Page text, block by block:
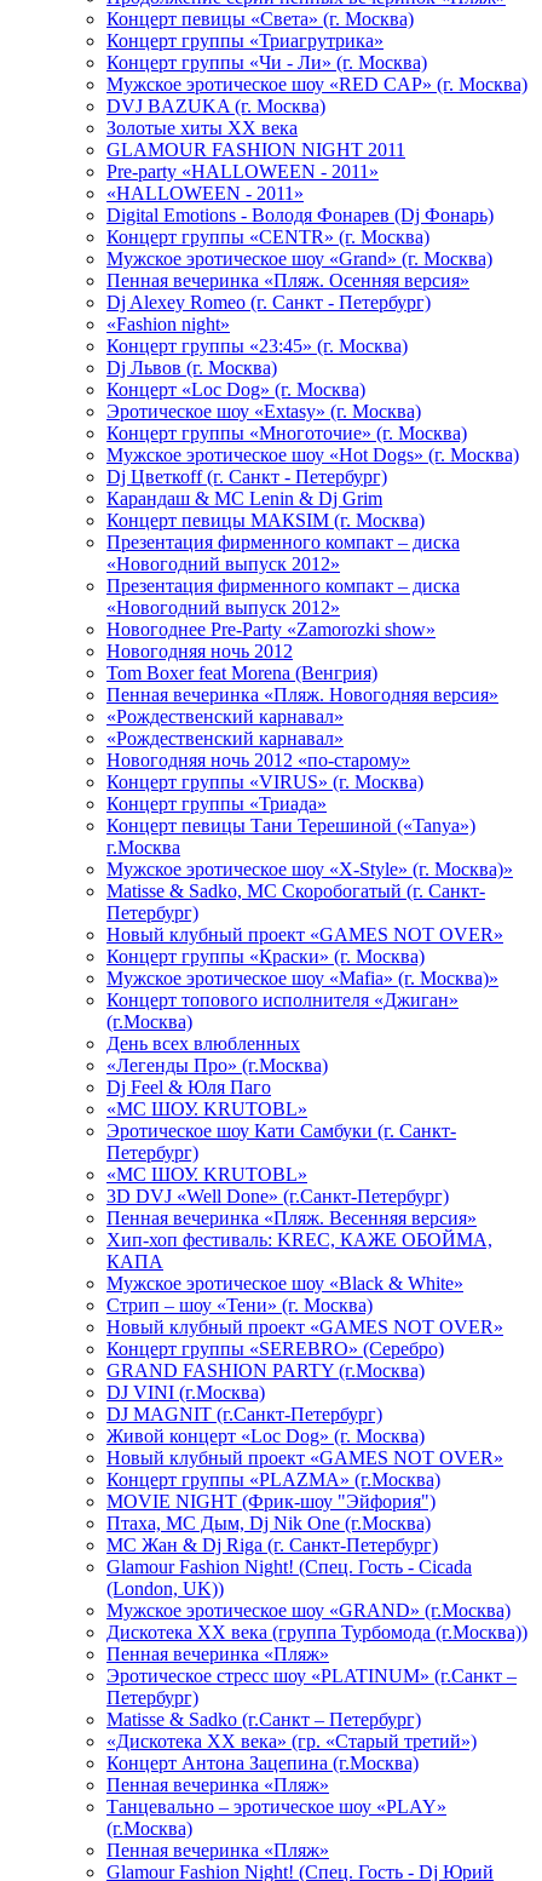
Концерт певицы «Света» (г. Москва)
Концерт группы «Триагрутрика»
Концерт группы «Чи - Ли» (г. Москва)
Мужское эротическое шоу «RED CAP» (г. Москва)
DVJ BAZUKA (г. Москва)
Золотые хиты XX века
GLAMOUR FASHION NIGHT 2011
Pre-party «HALLOWEEN - 2011»
«HALLOWEEN - 2011»
Digital Emotions - Володя Фонарев (Dj Фонарь)
Концерт группы «CENTR» (г. Москва)
Мужское эротическое шоу «Grand» (г. Москва)
Пенная вечеринка «Пляж. Осенняя версия»
Dj Alexey Romeo (г. Санкт - Петербург)
«Fashion night»
Концерт группы «23:45» (г. Москва)
Dj Львов (г. Москва)
Концерт «Loc Dog» (г. Москва)
Эротическое шоу «Extasy» (г. Москва)
Концерт группы «Многоточие» (г. Москва)
Мужское эротическое шоу «Hot Dogs» (г. Москва)
Dj Цветкоff (г. Санкт - Петербург)
Карандаш & МС Lenin & Dj Grim
Концерт певицы МАКSIМ (г. Москва)
Презентация фирменного компакт – диска
«Новогодний выпуск 2012»
Презентация фирменного компакт – диска
«Новогодний выпуск 2012»
Новогоднее Pre-Party «Zamorozki show»
Новогодняя ночь 2012
Tom Boxer feat Morena (Венгрия)
Пенная вечеринка «Пляж. Новогодняя версия»
«Рождественский карнавал»
«Рождественский карнавал»
Новогодняя ночь 2012 «по-старому»
Концерт группы «VIRUS» (г. Москва)
Концерт группы «Триада»
Концерт певицы Тани Терешиной («Tanya»)
г.Москва
Мужское эротическое шоу «X-Style» (г. Москва)»
Matissе & Sadko, MC Скоробогатый (г. Санкт-
Петербург)
Новый клубный проект «GAMES NOT OVER»
Концерт группы «Краски» (г. Москва)
Мужское эротическое шоу «Mafia» (г. Москва)»
Концерт топового исполнителя «Джиган»
(г.Москва)
День всех влюбленных
«Легенды Про» (г.Москва)
Dj Feel & Юля Паго
«МС ШОУ. KRUTOBL»
Эротическое шоу Кати Самбуки (г. Санкт-
Петербург)
«МС ШОУ. KRUTOBL»
3D DVJ «Well Done» (г.Санкт-Петербург)
Пенная вечеринка «Пляж. Весенняя версия»
Хип-хоп фестиваль: KREC, КАЖЕ ОБОЙМА,
КАПА
Мужское эротическое шоу «Black & White»
Стрип – шоу «Тени» (г. Москва)
Новый клубный проект «GAMES NOT OVER»
Концерт группы «SEREBRO» (Серебро)
GRAND FASHION PARTY (г.Москва)
DJ VINI (г.Москва)
DJ MAGNIT (г.Санкт-Петербург)
Живой концерт «Loc Dog» (г. Москва)
Новый клубный проект «GAMES NOT OVER»
Концерт группы «PLAZMA» (г.Москва)
MOVIE NIGHT (Фрик-шоу "Эйфория")
Птаха, МС Дым, Dj Nik One (г.Москва)
МС Жан & Dj Riga (г. Санкт-Петербург)
Glamour Fashion Night! (Спец. Гость - Cicada
(London, UK))
Мужское эротическое шоу «GRAND» (г.Москва)
Дискотека XX века (группа Турбомода (г.Москва))
Пенная вечеринка «Пляж»
Эротическое стресс шоу «PLATINUM» (г.Санкт –
Петербург)
Matisse & Sadko (г.Санкт – Петербург)
«Дискотека ХХ века» (гр. «Старый третий»)
Концерт Антона Зацепина (г.Москва)
Пенная вечеринка «Пляж»
Танцевально – эротическое шоу «PLAY»
(г.Москва)
Пенная вечеринка «Пляж»
Glamour Fashion Night! (Спец. Гость - Dj Юрий